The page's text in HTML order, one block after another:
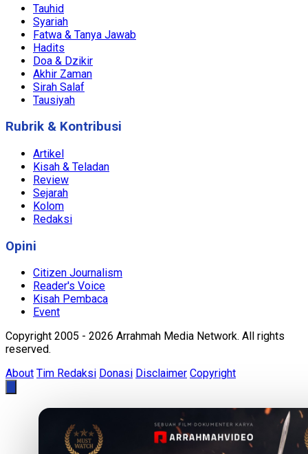
Tauhid
Syariah
Fatwa & Tanya Jawab
Hadits
Doa & Dzikir
Akhir Zaman
Sirah Salaf
Tausiyah
Rubrik & Kontribusi
Artikel
Kisah & Teladan
Review
Sejarah
Kolom
Redaksi
Opini
Citizen Journalism
Reader's Voice
Kisah Pembaca
Event
Copyright 2005 - 2026 Arrahmah Media Network. All rights
reserved.
About Tim Redaksi Donasi Disclaimer Copyright